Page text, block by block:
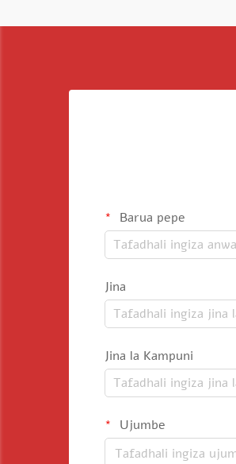
Barua pepe
Jina
Jina la Kampuni
Ujumbe